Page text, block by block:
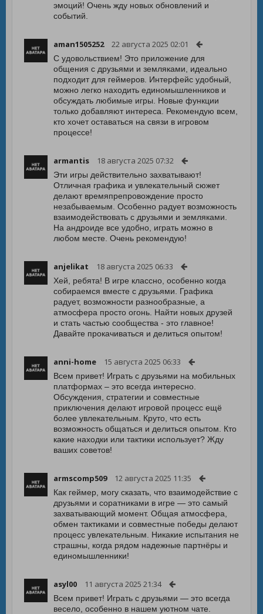
эмоций! Очень жду новых обновлений и
событий.
aman1505252 22 августа 2025 02:01
С удовольствием! Это приложение для
общения с друзьями и земляками, идеально
подходит для геймеров. Интерфейс удобный,
можно легко находить единомышленников и
обсуждать любимые игры. Новые функции
только добавляют интереса. Рекомендую всем,
кто хочет оставаться на связи в игровом
процессе!
armantis 18 августа 2025 07:32
Эти игры действительно захватывают!
Отличная графика и увлекательный сюжет
делают времяпрепровождение просто
незабываемым. Особенно радует возможность
взаимодействовать с друзьями и земляками.
На андроиде все удобно, играть можно в
любом месте. Очень рекомендую!
anjelikat 18 августа 2025 06:33
Хей, ребята! В игре классно, особенно когда
собираемся вместе с друзьями. Графика
радует, возможности разнообразные, а
атмосфера просто огонь. Найти новых друзей
и стать частью сообщества - это главное!
Давайте прокачиваться и делиться опытом!
anni-home 15 августа 2025 06:33
Всем привет! Играть с друзьями на мобильных
платформах – это всегда интересно.
Обсуждения, стратегии и совместные
приключения делают игровой процесс ещё
более увлекательным. Круто, что есть
возможность общаться и делиться опытом. Кто
какие находки или тактики использует? Жду
ваших советов!
armscomp509 12 августа 2025 11:35
Как геймер, могу сказать, что взаимодействие с
друзьями и соратниками в игре — это самый
захватывающий момент. Общая атмосфера,
обмен тактиками и совместные победы делают
процесс увлекательным. Никакие испытания не
страшны, когда рядом надежные партнёры и
единомышленники!
asyl00 11 августа 2025 21:34
Всем привет! Играть с друзьями — это всегда
весело, особенно в нашем уютном чате.